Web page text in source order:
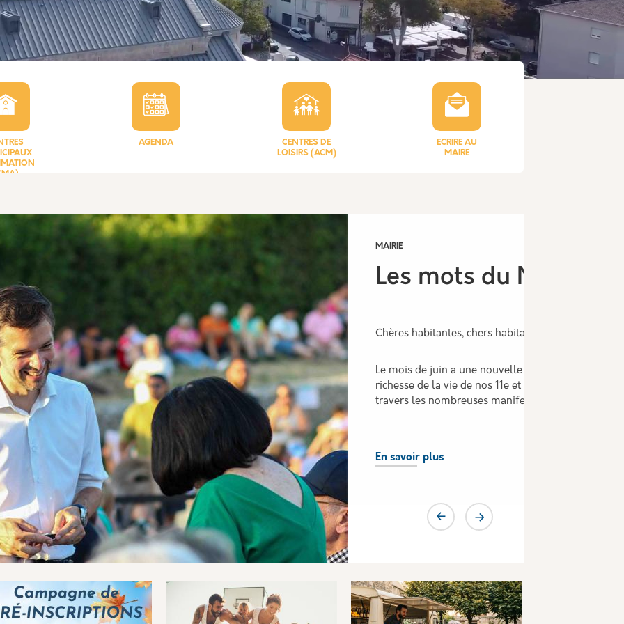
AGENDA
CENTRES DE
LOISIRS (ACM)
ECRIRE AU
MAIRE
MAIRIE
Votre Maire, à votre
place des permanences dédiées aux Marseillais des
11ème et 12ème arrondissements.